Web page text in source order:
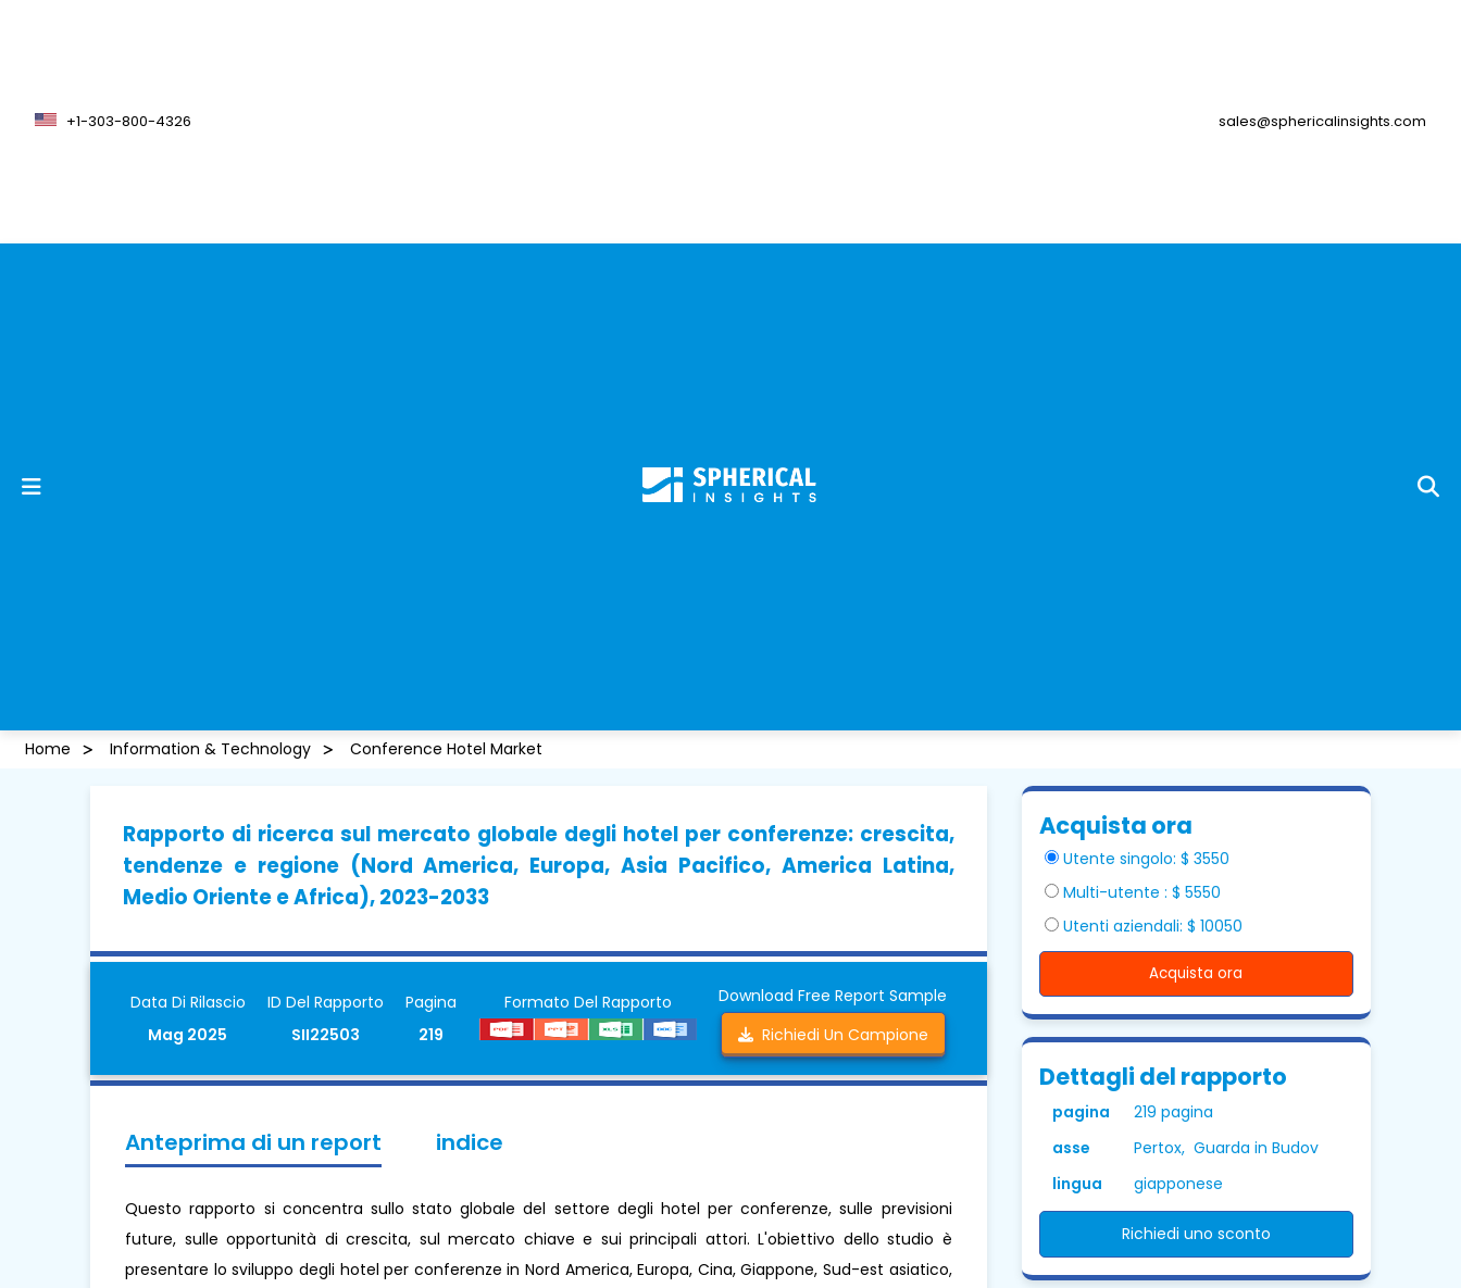
+1-303-800-4326 sales@sphericalinsights.com
Home Information & Technology Conference Hotel Market
Rapporto di ricerca sul mercato globale degli hotel per conferenze: crescita,
tendenze e regione (Nord America, Europa, Asia Pacifico, America Latina,
Medio Oriente e Africa), 2023-2033
Data Di Rilascio
Mag 2025
ID Del Rapporto
SII22503
Pagina
219
Formato Del Rapporto
Download Free Report Sample
Richiedi Un Campione
Anteprima di un report indice
Questo rapporto si concentra sullo stato globale del settore degli hotel per conferenze, sulle previsioni
future, sulle opportunità di crescita, sul mercato chiave e sui principali attori. L'obiettivo dello studio è
presentare lo sviluppo degli hotel per conferenze in Nord America, Europa, Cina, Giappone, Sud-est asiatico,
Acquista ora
Utente singolo: $ 3550
Multi-utente : $ 5550
Utenti aziendali: $ 10050
Acquista ora
Dettagli del rapporto
pagina
219 pagina
asse
Pertox, Guarda in Budov
lingua
giapponese
Richiedi uno sconto